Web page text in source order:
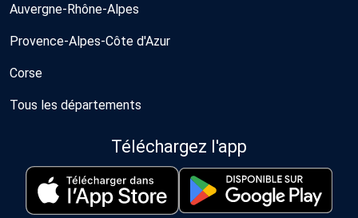
Auvergne-Rhône-Alpes
Provence-Alpes-Côte d'Azur
Corse
Tous les départements
Téléchargez l'app